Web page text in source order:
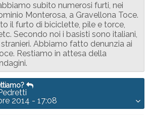
subito numerosi furti, nei
Monterosa, a Gravellona Toce.
il furto di biciclette, pile e torce,
Secondo noi i basisti sono italiani,
Abbiamo fatto denunzia ai
Restiamo in attesa della
2014 - 17:08